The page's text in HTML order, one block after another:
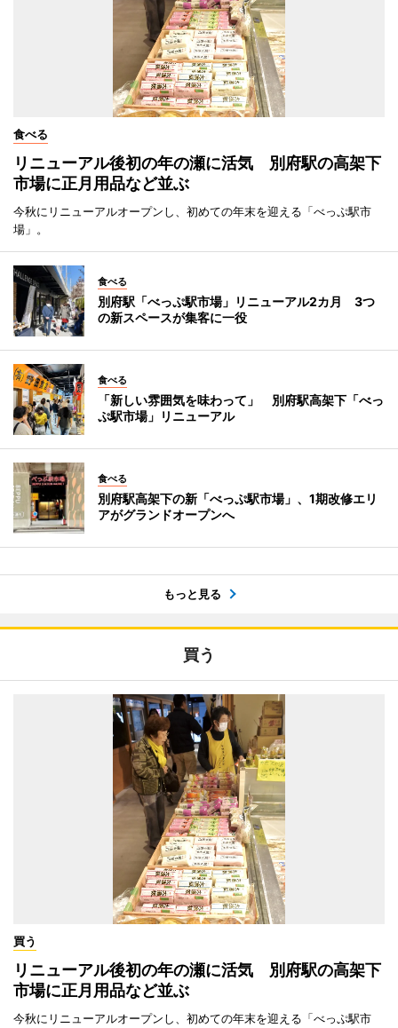
食べる
リニューアル後初の年の瀬に活気 別府駅の高架下
市場に正月用品など並ぶ
今秋にリニューアルオープンし、初めての年末を迎える「べっぷ駅市
場」。
食べる
別府駅「べっぷ駅市場」リニューアル2カ月 3つ
の新スペースが集客に一役
食べる
「新しい雰囲気を味わって」 別府駅高架下「べっ
ぷ駅市場」リニューアル
食べる
別府駅高架下の新「べっぷ駅市場」、1期改修エリ
アがグランドオープンへ
もっと見る
買う
買う
リニューアル後初の年の瀬に活気 別府駅の高架下
市場に正月用品など並ぶ
今秋にリニューアルオープンし、初めての年末を迎える「べっぷ駅市